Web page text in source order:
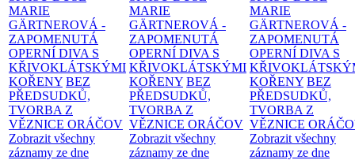
MARIE
GÄRTNEROVÁ -
ZAPOMENUTÁ
OPERNÍ DIVA S
KŘIVOKLÁTSKÝMI
KOŘENY BEZ
PŘEDSUDKŮ,
TVORBA Z
VĚZNICE ORÁČOV
Zobrazit všechny
záznamy ze dne
MARIE
GÄRTNEROVÁ -
ZAPOMENUTÁ
OPERNÍ DIVA S
KŘIVOKLÁTSKÝMI
KOŘENY BEZ
PŘEDSUDKŮ,
TVORBA Z
VĚZNICE ORÁČOV
Zobrazit všechny
záznamy ze dne
MARIE
GÄRTNEROVÁ -
ZAPOMENUTÁ
OPERNÍ DIVA S
KOŘENY BEZ
PŘEDSUDKŮ,
TVORBA Z
VĚZNICE
Zobrazit všechny
záznamy ze dne